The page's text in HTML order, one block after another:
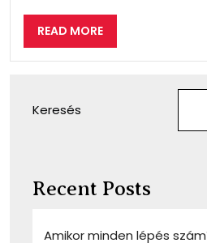
READ MOREREAD
MORE
Keresés
Recent Posts
Amikor minden lépés